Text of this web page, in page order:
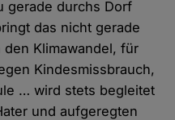
gerade durchs Dorf
das nicht gerade
Klimawandel, für
Kindesmissbrauch,
… wird stets begleitet
und aufgeregten